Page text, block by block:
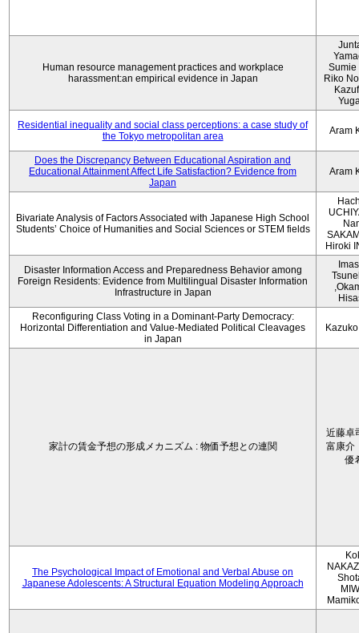
Human resource management practices and workplace
harassment:an empirical evidence in Japan
Sumie
Riko
Residential inequality and social class perceptions: a case study of
the Tokyo metropolitan area
Aram
Does the Discrepancy Between Educational Aspiration and
Educational Attainment Affect Life Satisfaction? Evidence from
Japan
Aram
Bivariate Analysis of Factors Associated with Japanese High School
Students’ Choice of Humanities and Social Sciences or STEM fields
Hiroki
Disaster Information Access and Preparedness Behavior among
Foreign Residents: Evidence from Multilingual Disaster Information
Infrastructure in Japan
Reconfiguring Class Voting in a Dominant-Party Democracy:
Horizontal Differentiation and Value-Mediated Political Cleavages
in Japan
家計の賃金予想の形成メカニズム : 物価予想との連関
近藤卓
富康介
優
The Psychological Impact of Emotional and Verbal Abuse on
Japanese Adolescents: A Structural Equation Modeling Approach